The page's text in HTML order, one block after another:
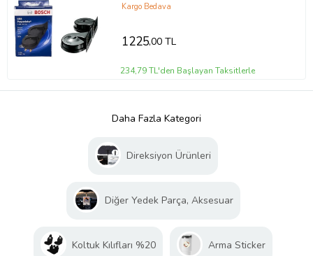
Kargo Bedava
1225,00 TL
234,79 TL'den Başlayan Taksitlerle
Daha Fazla Kategori
Direksiyon Ürünleri
Diğer Yedek Parça, Aksesuar
Koltuk Kılıfları %20 Arma Sticker